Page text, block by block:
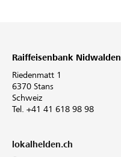
Raiffeisenbank Nidwalden
Riedenmatt 1
6370 Stans
Schweiz
Tel. +41 41 618 98 98
lokalhelden.ch